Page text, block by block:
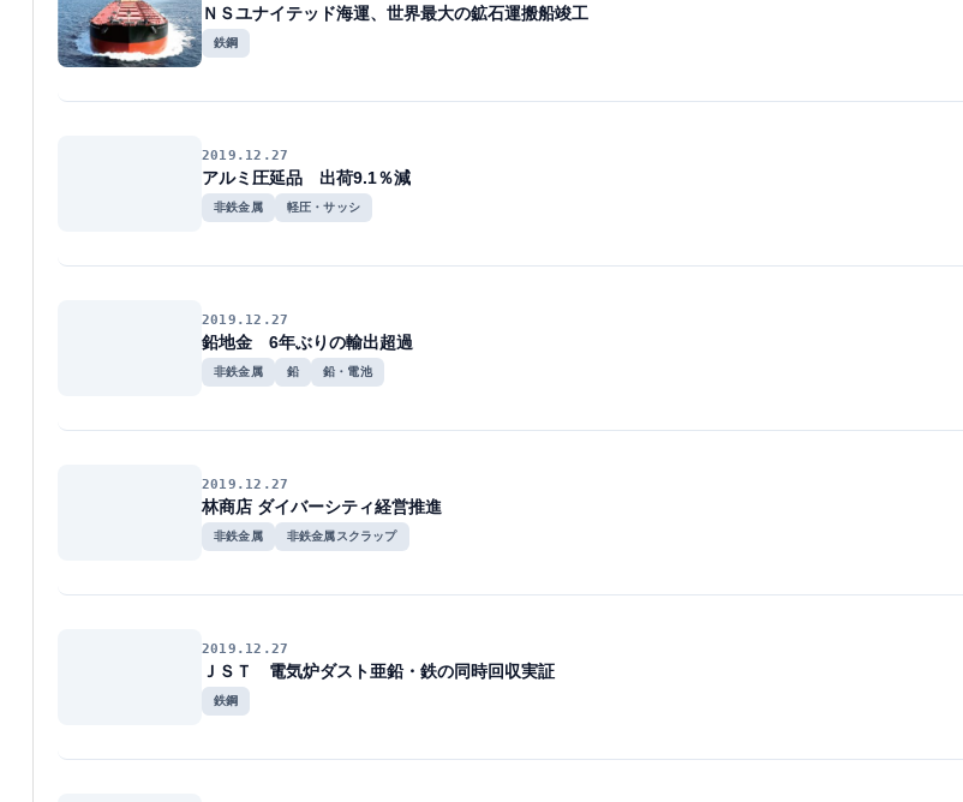
ＮＳユナイテッド海運、世界最大の鉱石運搬船竣工
鉄鋼
2019.12.27
アルミ圧延品 出荷9.1％減
非鉄金属 軽圧・サッシ
2019.12.27
鉛地金 6年ぶりの輸出超過
非鉄金属 鉛 鉛・電池
2019.12.27
林商店 ダイバーシティ経営推進
非鉄金属 非鉄金属スクラップ
2019.12.27
ＪＳＴ 電気炉ダスト亜鉛・鉄の同時回収実証
鉄鋼